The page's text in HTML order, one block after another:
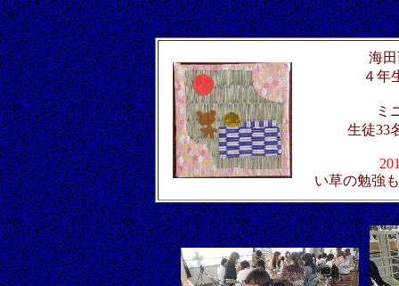
w
海
４年
ミ
生徒33
い草の勉強